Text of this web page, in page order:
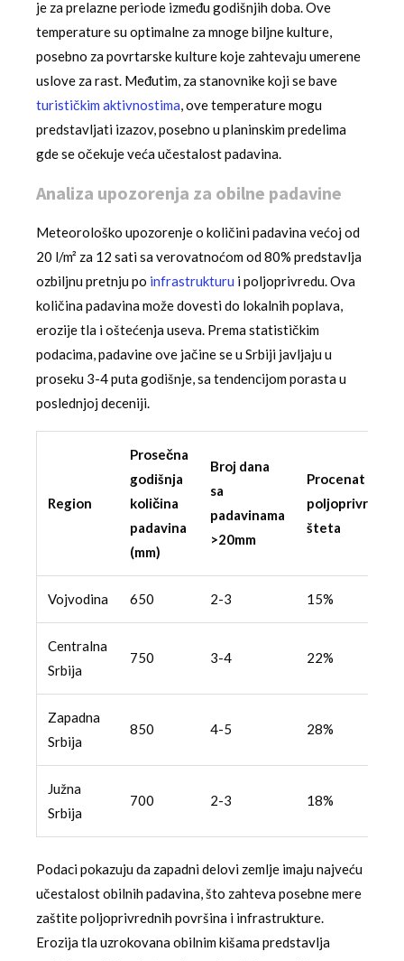
je za prelazne periode između godišnjih doba. Ove
temperature su optimalne za mnoge biljne kulture,
posebno za povrtarske kulture koje zahtevaju umerene
uslove za rast. Međutim, za stanovnike koji se bave
turističkim aktivnostima, ove temperature mogu
predstavljati izazov, posebno u planinskim predelima
gde se očekuje veća učestalost padavina.
Analiza upozorenja za obilne padavine
Meteorološko upozorenje o količini padavina većoj od
20 l/m² za 12 sati sa verovatnoćom od 80% predstavlja
ozbiljnu pretnju po infrastrukturu i poljoprivredu. Ova
količina padavina može dovesti do lokalnih poplava,
erozije tla i oštećenja useva. Prema statističkim
podacima, padavine ove jačine se u Srbiji javljaju u
proseku 3-4 puta godišnje, sa tendencijom porasta u
poslednjoj deceniji.
Region
Prosečna
godišnja
količina
padavina
(mm)
Broj dana
sa
padavinama
>20mm
Procenat
poljoprivrednih
šteta
Vojvodina 650 2-3 15%
Centralna
Srbija
750 3-4 22%
Zapadna
Srbija
850 4-5 28%
Južna
Srbija
700 2-3 18%
Podaci pokazuju da zapadni delovi zemlje imaju najveću
učestalost obilnih padavina, što zahteva posebne mere
zaštite poljoprivrednih površina i infrastrukture.
Erozija tla uzrokovana obilnim kišama predstavlja